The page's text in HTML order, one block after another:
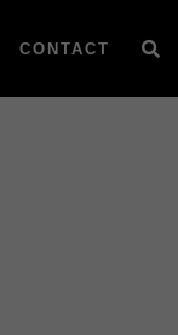
CONTACT